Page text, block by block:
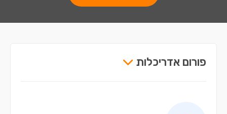
פורום אדריכלות